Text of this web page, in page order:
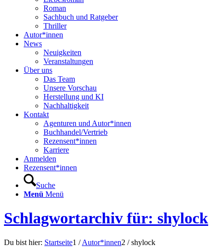
Roman
Sachbuch und Ratgeber
Thriller
Autor*innen
News
Neuigkeiten
Veranstaltungen
Über uns
Das Team
Unsere Vorschau
Herstellung und KI
Nachhaltigkeit
Kontakt
Agenturen und Autor*innen
Buchhandel/Vertrieb
Rezensent*innen
Karriere
Anmelden
Rezensent*innen
Suche
Menü Menü
Schlagwortarchiv für: shylock
Du bist hier: Startseite1 / Autor*innen2 / shylock